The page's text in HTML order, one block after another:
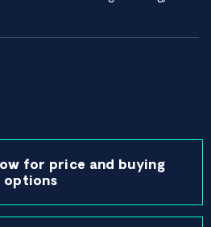
for price and buying
options